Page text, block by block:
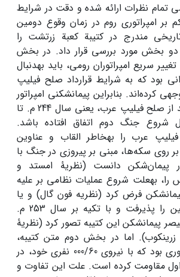
تمام نظرات ارائه شده و دقت در شرایط
بر امپراتوری روم در زمان وقوع دومین
مندرج در کتیبة کعبة زرتشت را
بخش مورد بررسی قرار داد. در بخش
سریع امپراتوران رومی، باید به­دنبال
بود که به شرایط قرارداد صلح فیلیپ
کرده‌اند. بنابراین پیمان­شکنی امپراتور
رومی، می‌تواند بعد از صلح فیلیپ عرب، یعنی سال 244 م. تا
م، سال شروع جنگ دوم اتفاق افتاده باشد.
فیلیپ عرب را به­خاطر القاب و عناوین
بر روی سکه‌ها، مبنی بر پیروزی در جنگ با
پیمان‌شکن دانست (نظریۀ امستد و
را، به­علت شروع عملیات نظامی بر علیه
فرض کرد (نظریه فون گال) و یا
نظریۀ غالب مورخین را پذیرفت و با تکیه بر سال 253 م.
پیمان­شکن این کتیبه تصور کرد (نظریۀ
زرین­کوب). اما در بخش دوم متن کتیبه،
باید به­دنبال امپراتوری بود که با نیروی 000/60 نفری خود، در
اول مقاومت کرده است. علت این تفاوت و